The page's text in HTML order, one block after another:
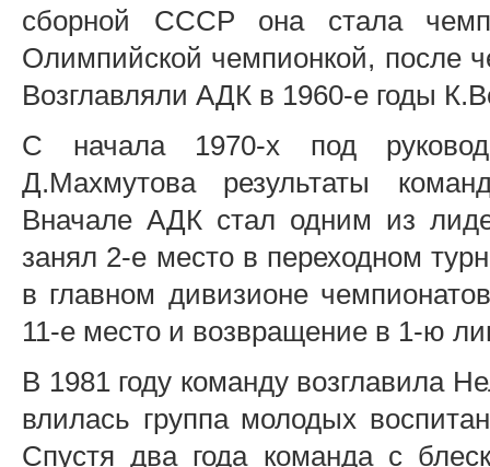
сборной СССР она стала
Олимпийской чемпионкой, после
Возглавляли АДК в 1960-е годы
С начала 1970-х под
Д.Махмутова результаты
Вначале АДК стал одним из
занял 2-е место в переходном
в главном дивизионе
11-е место и возвращение в 1-ю
В 1981 году команду возглавила
влилась группа молодых
Спустя два года команда с